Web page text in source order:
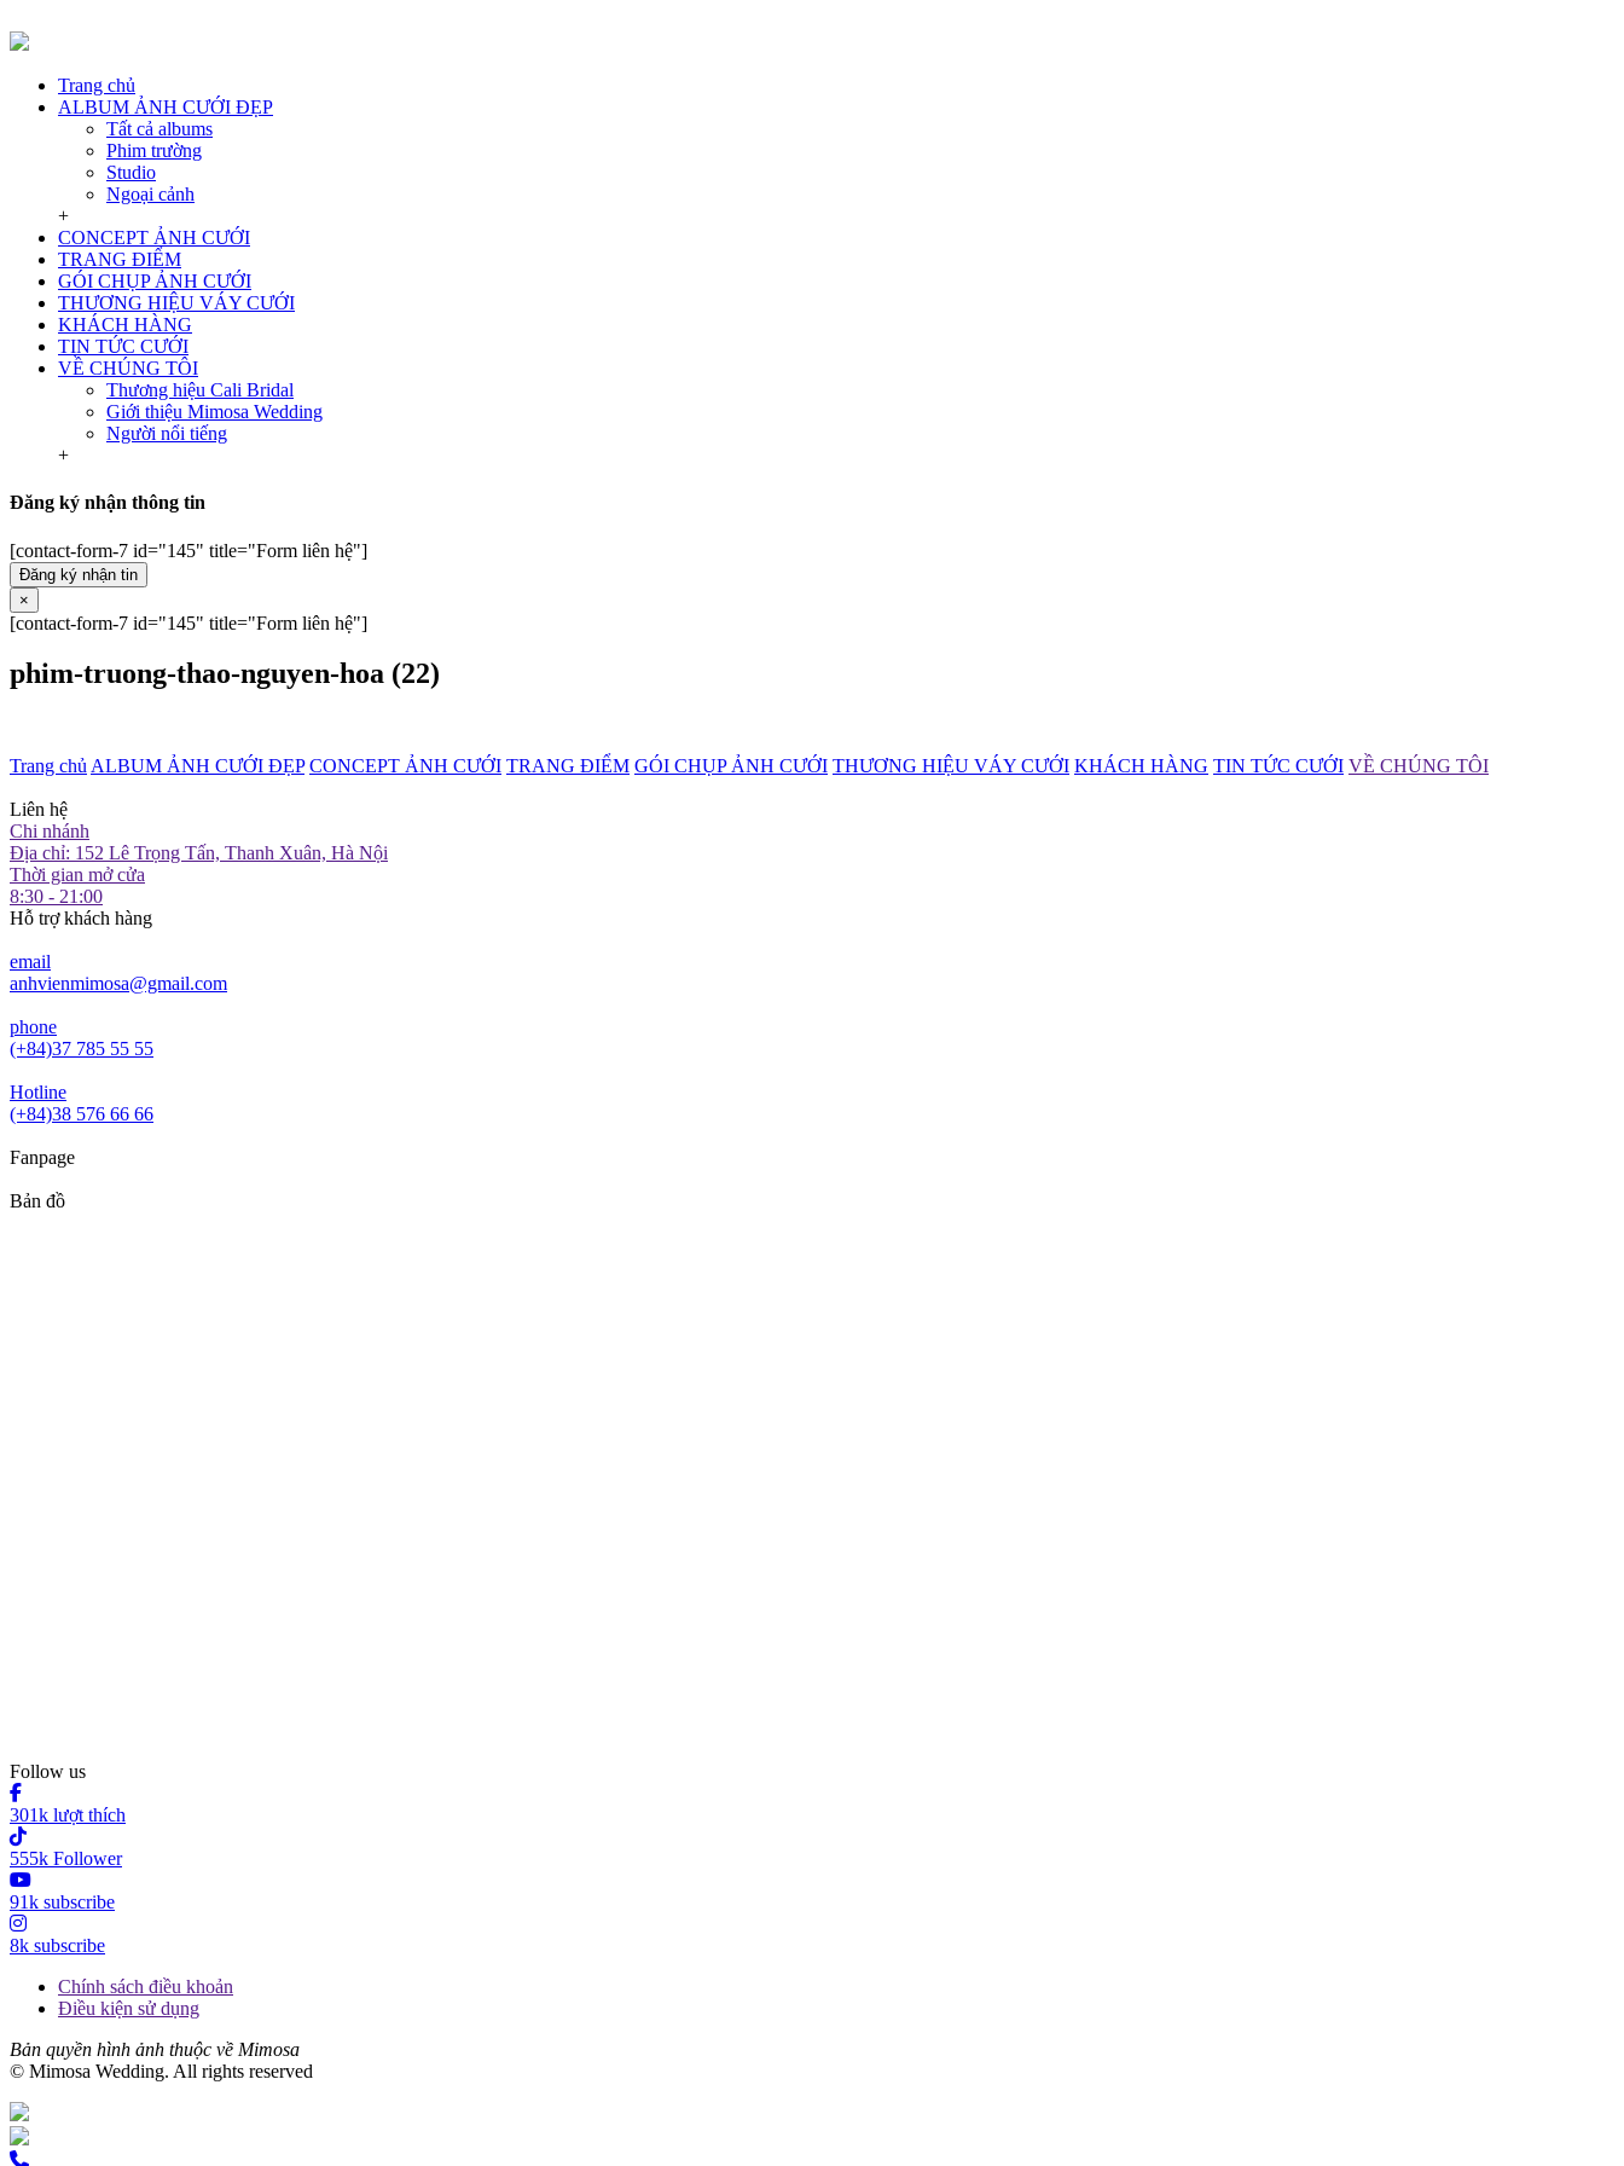
Trang chủ
ALBUM ẢNH CƯỚI ĐẸP
Tất cả albums
Phim trường
Studio
Ngoại cảnh
+
CONCEPT ẢNH CƯỚI
TRANG ĐIỂM
GÓI CHỤP ẢNH CƯỚI
THƯƠNG HIỆU VÁY CƯỚI
KHÁCH HÀNG
TIN TỨC CƯỚI
VỀ CHÚNG TÔI
Thương hiệu Cali Bridal
Giới thiệu Mimosa Wedding
Người nổi tiếng
+
Đăng ký nhận thông tin
[contact-form-7 id="145" title="Form liên hệ"]
Đăng ký nhận tin
×
[contact-form-7 id="145" title="Form liên hệ"]
phim-truong-thao-nguyen-hoa (22)
Trang chủ ALBUM ẢNH CƯỚI ĐẸP CONCEPT ẢNH CƯỚI TRANG ĐIỂM GÓI CHỤP ẢNH CƯỚI THƯƠNG HIỆU VÁY CƯỚI KHÁCH HÀNG TIN TỨC CƯỚI VỀ CHÚNG TÔI
Liên hệ
Chi nhánh
Địa chỉ: 152 Lê Trọng Tấn, Thanh Xuân, Hà Nội
Thời gian mở cửa
8:30 - 21:00
Hỗ trợ khách hàng
email
anhvienmimosa@gmail.com
phone
(+84)37 785 55 55
Hotline
(+84)38 576 66 66
Fanpage
Bản đồ
Follow us
301k lượt thích
555k Follower
91k subscribe
8k subscribe
Chính sách điều khoản
Điều kiện sử dụng
Bản quyền hình ảnh thuộc về Mimosa
© Mimosa Wedding. All rights reserved